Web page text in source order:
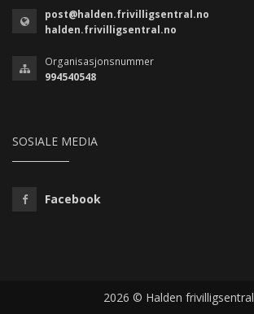
post@halden.frivilligsentral.no
halden.frivilligsentral.no
Organisasjonsnummer
994540548
SOSIALE MEDIA
Facebook
2026 © Halden frivilligsentral